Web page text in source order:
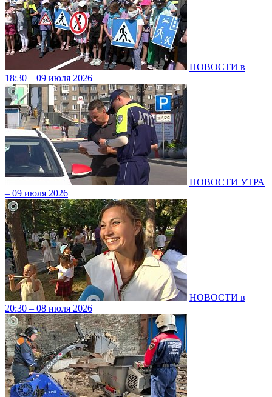
НОВОСТИ в
18:30 – 09 июля 2026
НОВОСТИ УТРА
– 09 июля 2026
НОВОСТИ в
20:30 – 08 июля 2026